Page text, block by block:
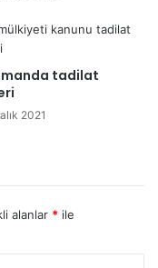
tadilat
2021
alanlar * ile